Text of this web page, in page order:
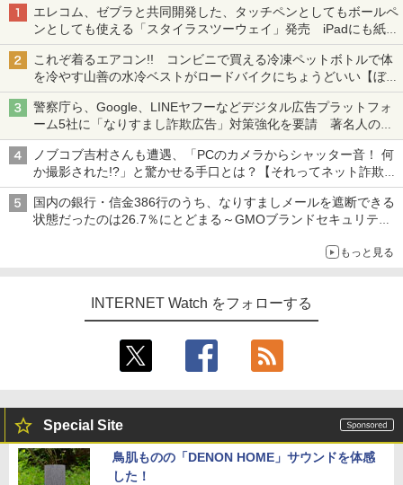
エレコム、ゼブラと共同開発した、タッチペンとしてもボールペ
ンとしても使える「スタイラスツーウェイ」発売 iPadにも紙に
も、持ち替えずに書き込める
これぞ着るエアコン!! コンビニで買える冷凍ペットボトルで体
を冷やす山善の水冷ベストがロードバイクにちょうどいい【ぼっ
ち・ざ・ろーど！その14】【空いた時間でなにしてる？】
警察庁ら、Google、LINEヤフーなどデジタル広告プラットフォ
ーム5社に「なりすまし詐欺広告」対策強化を要請 著名人の写
真や映像を使った投資詐欺などへの対策として
ノブコブ吉村さんも遭遇、「PCのカメラからシャッター音！ 何
か撮影された!?」と驚かせる手口とは？【それってネット詐欺で
すよ！】
国内の銀行・信金386行のうち、なりすましメールを遮断できる
状態だったのは26.7％にとどまる～GMOブランドセキュリティ
もっと見る
INTERNET Watch をフォローする
Special Site
鳥肌ものの「DENON HOME」サウンドを体感
した！